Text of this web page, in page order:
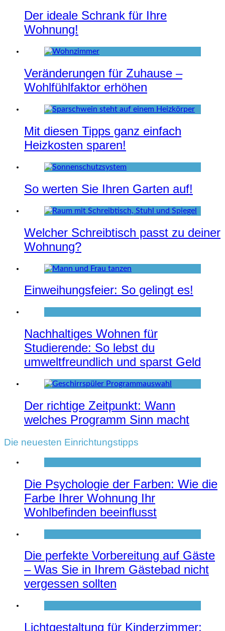
Der ideale Schrank für Ihre
Wohnung!
Veränderungen für Zuhause –
Wohlfühlfaktor erhöhen
Mit diesen Tipps ganz einfach
Heizkosten sparen!
So werten Sie Ihren Garten auf!
Welcher Schreibtisch passt zu deiner
Wohnung?
Einweihungsfeier: So gelingt es!
Nachhaltiges Wohnen für
Studierende: So lebst du
umweltfreundlich und sparst Geld
Der richtige Zeitpunkt: Wann
welches Programm Sinn macht
Die neuesten Einrichtungstipps
Die Psychologie der Farben: Wie die
Farbe Ihrer Wohnung Ihr
Wohlbefinden beeinflusst
Die perfekte Vorbereitung auf Gäste
– Was Sie in Ihrem Gästebad nicht
vergessen sollten
Lichtgestaltung für Kinderzimmer: